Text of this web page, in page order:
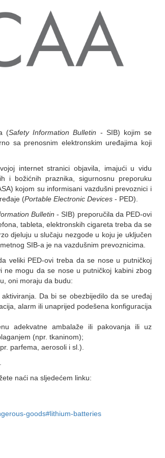
(Safety Information Bulletin - SIB) kojim se
sa prenosnim elektronskim uređajima koji
internet stranici objavila, imajući u vidu
i božićnih praznika, sigurnosnu preporuku
kojom su informisani vazdušni prevoznici i
(Portable Electronic Devices - PED).
Bulletin - SIB) preporučila da PED-ovi
tableta, elektronskih cigareta treba da se
djeluju u slučaju nezgode u koju je uključen
SIB-a je na vazdušnim prevoznicima.
veliki PED-ovi treba da se nose u putničkoj
ne mogu da se nose u putničkoj kabini zbog
oni moraju da budu:
Da bi se obezbijedilo da se uređaj
alarm ili unaprijed podešena konfiguracija
adekvatne ambalaže ili pakovanja ili uz
(npr. tkaninom);
parfema, aerosoli i sl.).
naći na sljedećem linku:
goods#lithium-batteries